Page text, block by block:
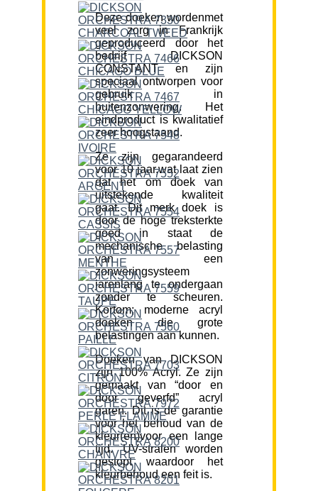
Deze doeken wordenmet
veel zorg in Frankrijk
geproduceerd door het
bedrijf DICKSON
CONSTANT en zijn
speciaal ontworpen voor
gebruik in
buitenzonwering. Het
eindproduct is kwalitatief
zeer hoogstaand.
Ze zijn gegarandeerd
voor 10 jaar,wat laat zien
dat het om doek van
uitstekende kwaliteit
gaat. Dit merk doek is
door de hoge treksterkte
goed in staat de
mechanische belasting
van een
zonweringsysteem
jarenlang te ondergaan
zonder te scheuren.
Kortom; moderne acryl
doeken die grote
belastingen aan kunnen.
Doeken van DICKSON
zijn 100% Acryl. Ze zijn
gemaakt van “door en
door geverfd” acryl
garen. Dit is de garantie
voor het behoud van de
kleur(en)voor een lange
tijd. UV-stralen worden
gestopt waardoor het
kleurbehoud een feit is.